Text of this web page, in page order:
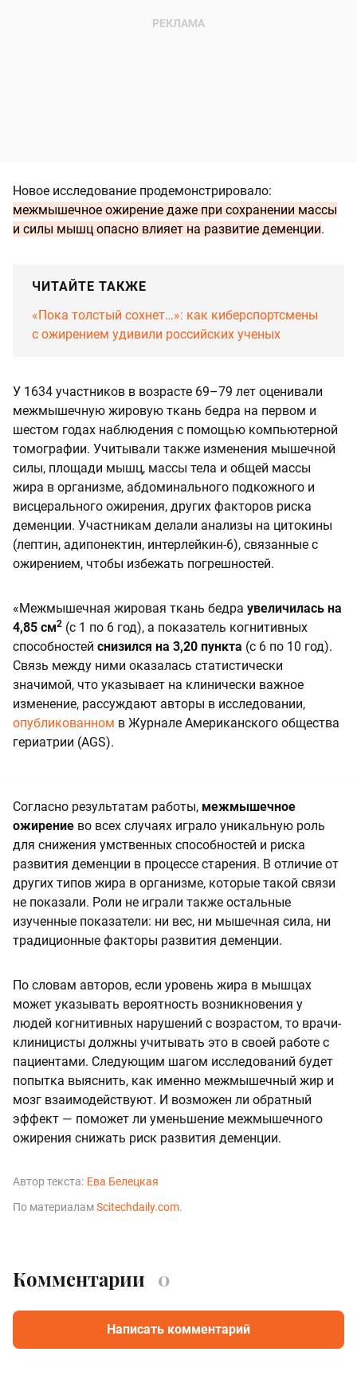
Новое исследование продемонстрировало:
межмышечное ожирение даже при сохранении массы
и силы мышц опасно влияет на развитие деменции.
ЧИТАЙТЕ ТАКЖЕ
«Пока толстый сохнет…»: как киберспортсмены
с ожирением удивили российских ученых
У 1634 участников в возрасте 69–79 лет оценивали
межмышечную жировую ткань бедра на первом и
шестом годах наблюдения с помощью компьютерной
томографии. Учитывали также изменения мышечной
силы, площади мышц, массы тела и общей массы
жира в организме, абдоминального подкожного и
висцерального ожирения, других факторов риска
деменции. Участникам делали анализы на цитокины
(лептин, адипонектин, интерлейкин-6), связанные с
ожирением, чтобы избежать погрешностей.
«Межмышечная жировая ткань бедра увеличилась на
4,85 см2 (с 1 по 6 год), а показатель когнитивных
способностей снизился на 3,20 пункта (с 6 по 10 год).
Связь между ними оказалась статистически
значимой, что указывает на клинически важное
изменение, рассуждают авторы в исследовании,
опубликованном в Журнале Американского общества
гериатрии (AGS).
Согласно результатам работы, межмышечное
ожирение во всех случаях играло уникальную роль
для снижения умственных способностей и риска
развития деменции в процессе старения. В отличие от
других типов жира в организме, которые такой связи
не показали. Роли не играли также остальные
изученные показатели: ни вес, ни мышечная сила, ни
традиционные факторы развития деменции.
По словам авторов, если уровень жира в мышцах
может указывать вероятность возникновения у
людей когнитивных нарушений с возрастом, то врачи-
клиницисты должны учитывать это в своей работе с
пациентами. Следующим шагом исследований будет
попытка выяснить, как именно межмышечный жир и
мозг взаимодействуют. И возможен ли обратный
эффект — поможет ли уменьшение межмышечного
ожирения снижать риск развития деменции.
Автор текста: Ева Белецкая
По материаламScitechdaily.com.
Комментарии 0
Написать комментарий